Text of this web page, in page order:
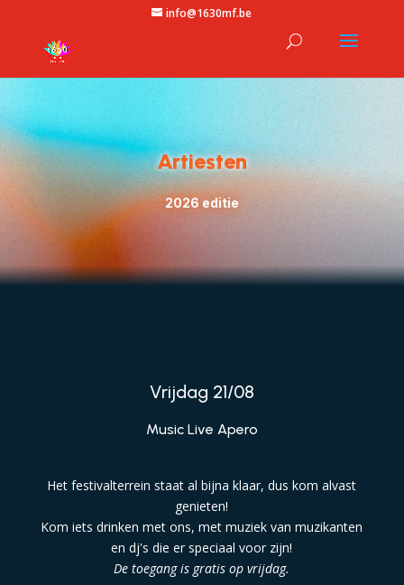
info@1630mf.be
Artiesten
2026 editie
Vrijdag 21/08
Music Live Apero
Het festivalterrein staat al bijna klaar, dus kom alvast
genieten!
Kom iets drinken met ons, met muziek van muzikanten
en dj's die er speciaal voor zijn!
De toegang is gratis op vrijdag.